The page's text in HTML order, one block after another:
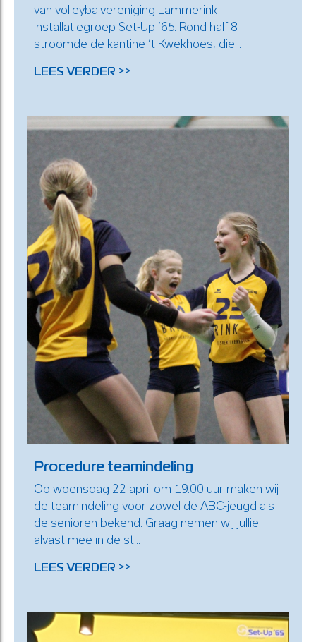
van volleybalvereniging Lammerink
Installatiegroep Set-Up ’65. Rond half 8
stroomde de kantine ’t Kwekhoes, die...
LEES VERDER >>
Procedure teamindeling
Op woensdag 22 april om 19.00 uur maken wij
de teamindeling voor zowel de ABC-jeugd als
de senioren bekend. Graag nemen wij jullie
alvast mee in de st...
LEES VERDER >>